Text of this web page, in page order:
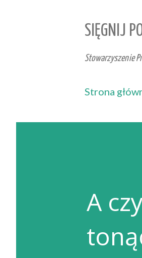
SIĘGNIJ
Stowarzyszenie
Strona
A